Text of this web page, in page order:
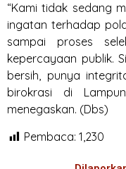
“Kami tidak sedang
ingatan terhadap
sampai proses
kepercayaan publik.
bersih, punya
birokrasi di
menegaskan. (Dbs)
Pembaca: 1,230